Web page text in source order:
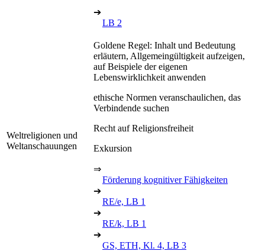
➔
LB 2
Weltreligionen und
Weltanschauungen
Goldene Regel: Inhalt und Bedeutung
erläutern, Allgemeingültigkeit aufzeigen,
auf Beispiele der eigenen
Lebenswirklichkeit anwenden
ethische Normen veranschaulichen, das
Verbindende suchen
Recht auf Religionsfreiheit
Exkursion
⇒
Förderung kognitiver Fähigkeiten
➔
RE/e, LB 1
➔
RE/k, LB 1
➔
GS, ETH, Kl. 4, LB 3